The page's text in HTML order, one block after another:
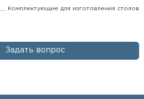
Комплектующие для изготовления столов
Задать вопрос